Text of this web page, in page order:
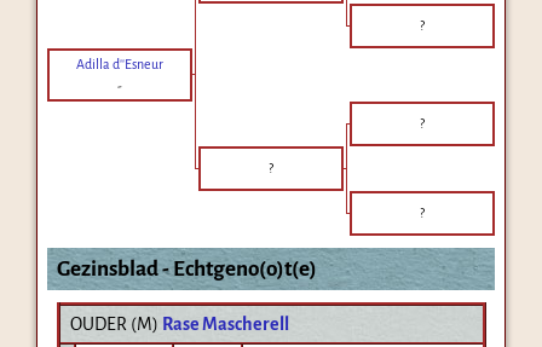
?
Adilla d''Esneur
-
?
?
?
Gezinsblad - Echtgeno(o)t(e)
OUDER (M) Rase Mascherell